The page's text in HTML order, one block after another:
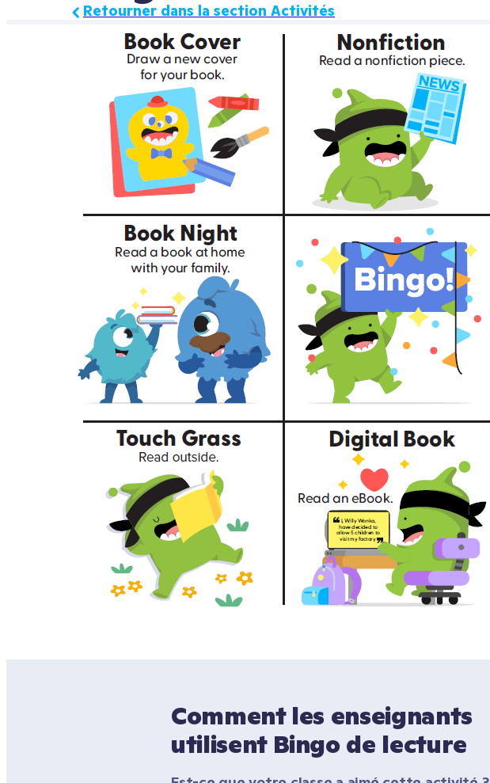
Retourner dans la section Activités
Comment les enseignants
utilisent Bingo de lecture